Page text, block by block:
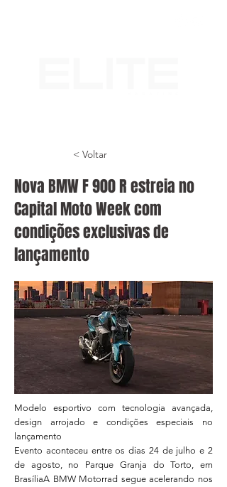
< Voltar
Nova BMW F 900 R estreia no
Capital Moto Week com
condições exclusivas de
lançamento
Modelo esportivo com tecnologia avançada,
design arrojado e condições especiais no
lançamento
Evento aconteceu entre os dias 24 de julho e 2
de agosto, no Parque Granja do Torto, em
BrasíliaA BMW Motorrad segue acelerando nos